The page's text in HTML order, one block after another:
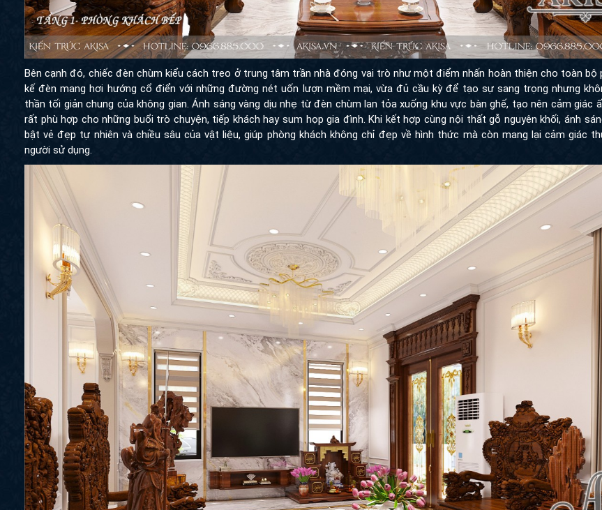
Bên cạnh đó, chiếc đèn chùm kiểu cách treo ở trung tâm trần nhà đóng vai trò như một điểm nhấn hoàn thiện cho toàn bộ
kế đèn mang hơi hướng cổ điển với những đường nét uốn lượn mềm mại, vừa đủ cầu kỳ để tạo sự sang trọng nhưng
thần tối giản chung của không gian. Ánh sáng vàng dịu nhẹ từ đèn chùm lan tỏa xuống khu vực bàn ghế, tạo nên cảm giác
rất phù hợp cho những buổi trò chuyện, tiếp khách hay sum họp gia đình. Khi kết hợp cùng nội thất gỗ nguyên khối, ánh
bật vẻ đẹp tự nhiên và chiều sâu của vật liệu, giúp phòng khách không chỉ đẹp về hình thức mà còn mang lại cảm giác
người sử dụng.